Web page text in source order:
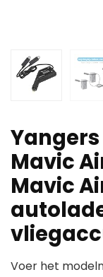
Mavic
Mavic
Voer het